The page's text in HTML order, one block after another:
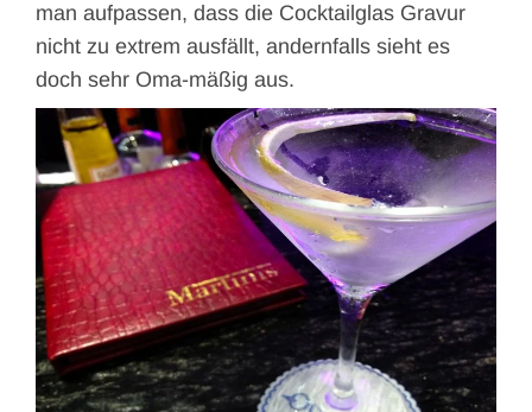
man aufpassen, dass die Cocktailglas Gravur
nicht zu extrem ausfällt, andernfalls sieht es
doch sehr Oma-mäßig aus.